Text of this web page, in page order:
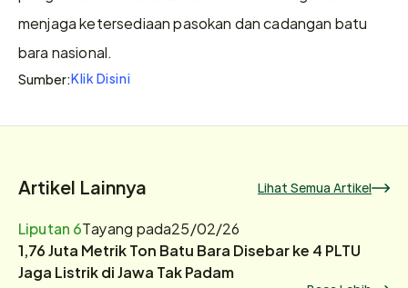
menjaga ketersediaan pasokan dan cadangan batu
bara nasional.
Sumber:Klik Disini
Artikel Lainnya Lihat Semua Artikel
Liputan 6Tayang pada25/02/26
1,76 Juta Metrik Ton Batu Bara Disebar ke 4 PLTU
Jaga Listrik di Jawa Tak Padam